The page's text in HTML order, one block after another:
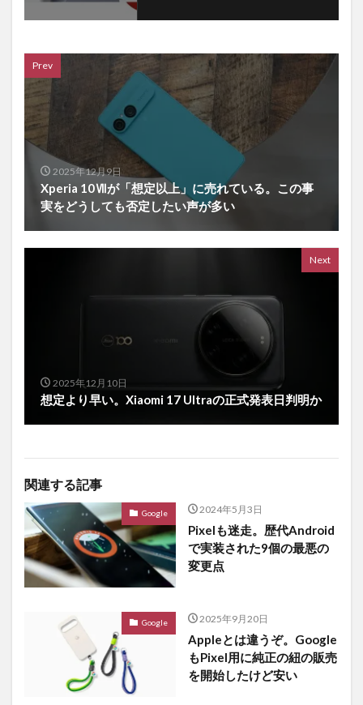
Prev
2025年12月9日
Xperia 10Ⅶが「想定以上」に売れている。この事
実をどうしても否定したい声が多い
Next
2025年12月10日
想定より早い。Xiaomi 17 Ultraの正式発表日判明か
関連する記事
Google 2024年5月3日
Pixelも迷走。歴代Android
で実装された9個の最悪の
変更点
Google 2025年9月20日
Appleとは違うぞ。Google
もPixel用に純正の紐の販売
を開始したけど安い